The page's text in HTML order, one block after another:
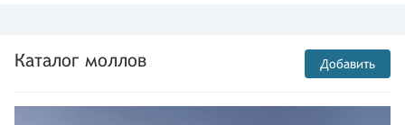
Каталог моллов Добавить